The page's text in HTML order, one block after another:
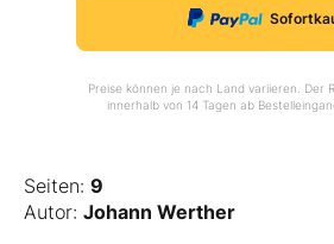
Preise können je nach Land variieren. Der
innerhalb von 14 Tagen ab
Seiten: 9
Autor: Johann Werther